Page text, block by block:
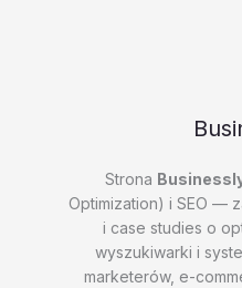
Strona
Optimization) i SEO —
i case studies o
wyszukiwarki i
marketerów, e-